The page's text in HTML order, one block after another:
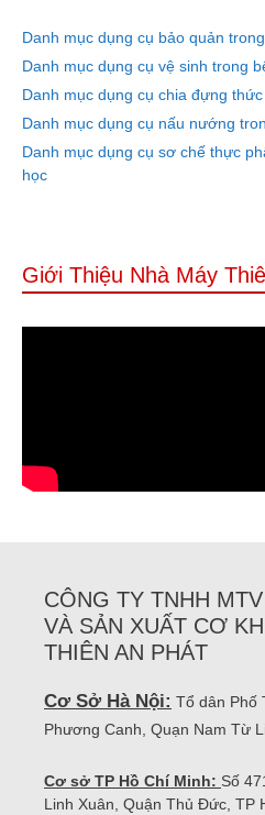
Danh mục dụng cụ bảo quản
Danh mục dụng cụ vệ sinh trong
Danh mục dụng cụ chia đựng
Danh mục dụng cụ nấu nướng
Danh mục dụng cụ sơ chế thực
học
Giới Thiệu Nhà Máy
CÔNG TY TNHH
VÀ SẢN XUẤT CƠ
THIÊN AN PHÁT
Cơ Sở Hà Nội: Tổ dân Phố
Phương Canh, Quạn Nam Từ
Cơ sở TP Hồ Chí Minh: Số
Linh Xuân, Quận Thủ Đức, TP